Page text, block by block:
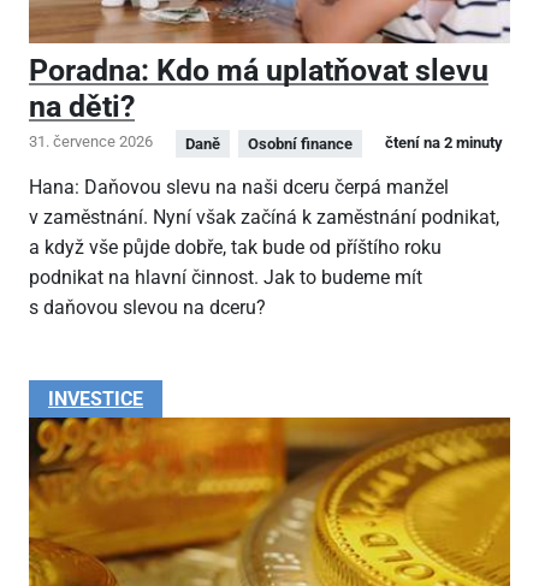
Poradna: Kdo má uplatňovat slevu
na děti?
31. července 2026 Daně Osobní finance čtení na 2 minuty
Hana: Daňovou slevu na naši dceru čerpá manžel
v zaměstnání. Nyní však začíná k zaměstnání podnikat,
a když vše půjde dobře, tak bude od příštího roku
podnikat na hlavní činnost. Jak to budeme mít
s daňovou slevou na dceru?
INVESTICE